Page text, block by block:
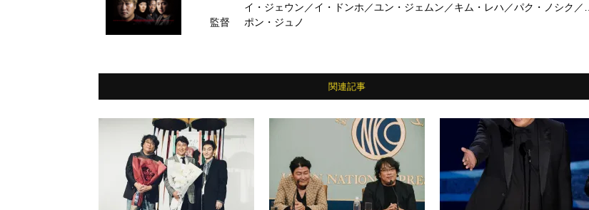
イ・ジェウン／イ・ドンホ／ユン・ジェムン／キム・レハ／パク・ノシク／イ
ム・ピルソン
監督 ポン・ジュノ
関連記事